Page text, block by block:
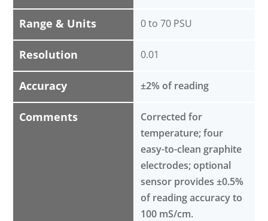
Range & Units
Resolution
Accuracy
Comments
0 to 70 PSU
0.01
±2% of reading
Corrected for
temperature; four
easy-to-clean graphite
electrodes; optional
sensor provides ±0.5%
of reading accuracy to
100 mS/cm.